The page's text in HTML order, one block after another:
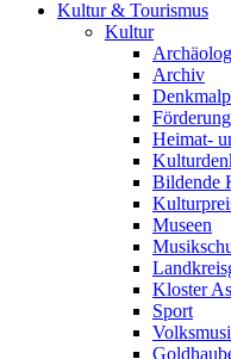
Kultur & Tourismus
Kultur
Archiv
Förderung
Heimat-
Bildende
Museen
Kloster
Sport